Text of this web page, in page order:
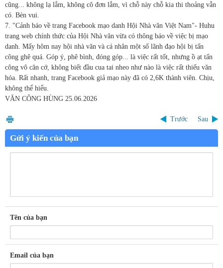
cũng... không lạ lắm, không cô đơn lắm, vì chỗ này chỗ kia thi thoảng vẫn
có. Bèn vui.
7. "Cảnh báo về trang Facebook mạo danh Hội Nhà văn Việt Nam"- Huhu
trang web chính thức của Hội Nhà văn vừa có thông báo về việc bị mạo
danh. Mấy hôm nay hội nhà văn và cá nhân một số lãnh đạo hội bị tấn
công ghê quá. Góp ý, phê bình, đóng góp... là việc rất tốt, nhưng ồ ạt tấn
công vô căn cớ, không biết đầu cua tai nheo như nào là việc rất thiếu văn
hóa. Rất nhanh, trang Facebook giả mạo này đã có 2,6K thành viên. Chịu,
không thể hiểu.
VĂN CÔNG HÙNG 25.06.2026
Trước Sau
Gửi ý kiến của bạn
Tên của bạn
Email của bạn